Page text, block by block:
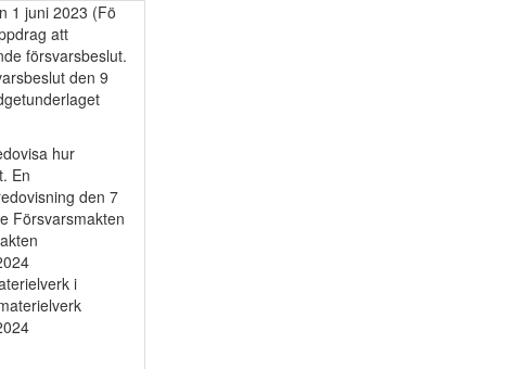
1 juni 2023 (Fö
att
försvarsbeslut.
den 9
hur
En
den 7
Försvarsmakten
i